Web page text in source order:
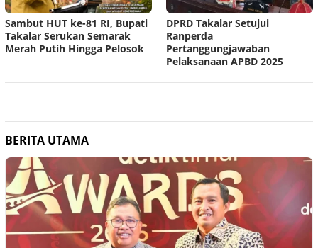
Sambut HUT ke-81 RI, Bupati
Takalar Serukan Semarak
Merah Putih Hingga Pelosok
DPRD Takalar Setujui
Ranperda
Pertanggungjawaban
Pelaksanaan APBD 2025
BERITA UTAMA